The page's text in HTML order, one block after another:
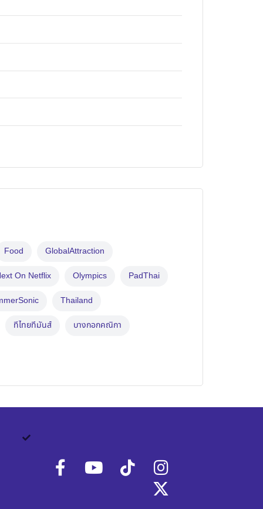
Food GlobalAttraction
On Netflix Olympics PadThai
Thailand
ทีไทยทีมันส์ บางกอกคณิกา